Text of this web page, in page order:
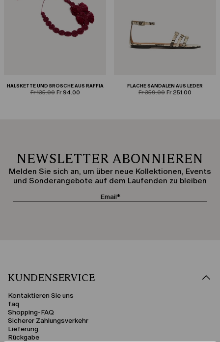
HALSKETTE UND BROSCHE AUS RAFFIA
product.price.original
Fr 135.00 product.price.sale
Fr 94.00
FLACHE SANDALEN AUS LEDER
product.price.original
Fr 359.00 product.price.sale
Fr 251.00
NEWSLETTER ABONNIEREN
Melden Sie sich an, um über neue Kollektionen, Events
und Sonderangebote auf dem Laufenden zu bleiben
KUNDENSERVICE
Kontaktieren Sie uns
faq
Shopping-FAQ
Sicherer Zahlungsverkehr
Lieferung
Rückgabe